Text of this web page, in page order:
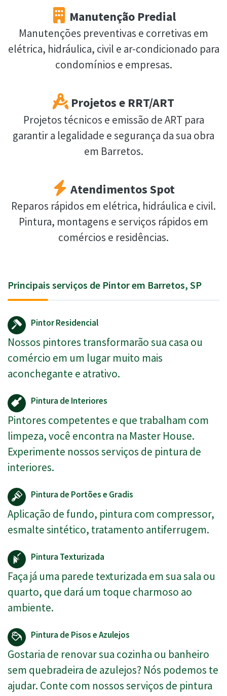
Manutenção Predial
Manutenções preventivas e corretivas em
elétrica, hidráulica, civil e ar-condicionado para
condomínios e empresas.
Projetos e RRT/ART
Projetos técnicos e emissão de ART para
garantir a legalidade e segurança da sua obra
em Barretos.
Atendimentos Spot
Reparos rápidos em elétrica, hidráulica e civil.
Pintura, montagens e serviços rápidos em
comércios e residências.
Principais serviços de Pintor em Barretos, SP
Pintor Residencial
Nossos pintores transformarão sua casa ou
comércio em um lugar muito mais
aconchegante e atrativo.
Pintura de Interiores
Pintores competentes e que trabalham com
limpeza, você encontra na Master House.
Experimente nossos serviços de pintura de
interiores.
Pintura de Portões e Gradis
Aplicação de fundo, pintura com compressor,
esmalte sintético, tratamento antiferrugem.
Pintura Texturizada
Faça já uma parede texturizada em sua sala ou
quarto, que dará um toque charmoso ao
ambiente.
Pintura de Pisos e Azulejos
Gostaria de renovar sua cozinha ou banheiro
sem quebradeira de azulejos? Nós podemos te
ajudar. Conte com nossos serviços de pintura